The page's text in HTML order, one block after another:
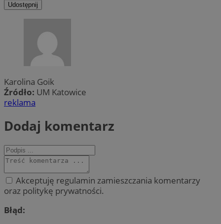
Udostępnij
Karolina Goik
Źródło: UM Katowice
reklama
Dodaj komentarz
Akceptuję regulamin zamieszczania komentarzy
oraz politykę prywatności.
Błąd: